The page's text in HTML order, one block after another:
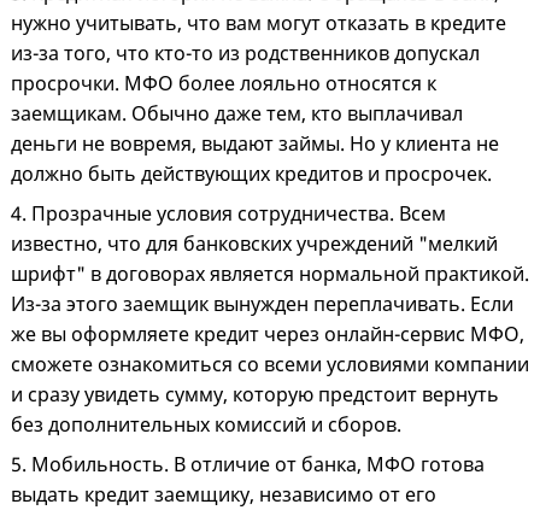
нужно учитывать, что вам могут отказать в кредите
из-за того, что кто-то из родственников допускал
просрочки. МФО более лояльно относятся к
заемщикам. Обычно даже тем, кто выплачивал
деньги не вовремя, выдают займы. Но у клиента не
должно быть действующих кредитов и просрочек.
4. Прозрачные условия сотрудничества. Всем
известно, что для банковских учреждений "мелкий
шрифт" в договорах является нормальной практикой.
Из-за этого заемщик вынужден переплачивать. Если
же вы оформляете кредит через онлайн-сервис МФО,
сможете ознакомиться со всеми условиями компании
и сразу увидеть сумму, которую предстоит вернуть
без дополнительных комиссий и сборов.
5. Мобильность. В отличие от банка, МФО готова
выдать кредит заемщику, независимо от его